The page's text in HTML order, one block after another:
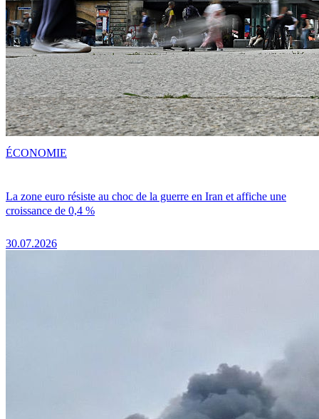
La zone euro résiste au choc de la guerre en Iran et affiche une
croissance de 0,4 %
30.07.2026
ÉCONOMIE